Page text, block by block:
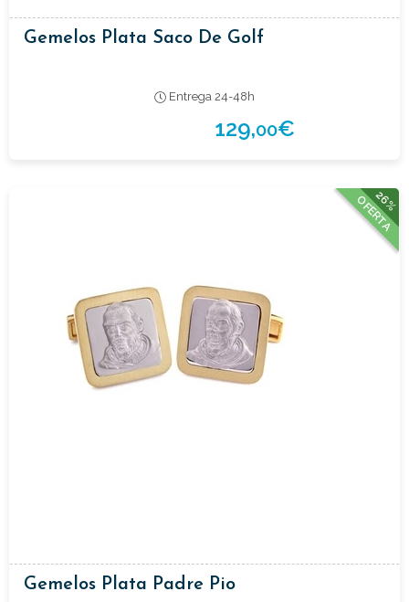
Gemelos Plata Saco De Golf
Entrega 24-48h
129,00€
26%
OFERTA
Gemelos Plata Padre Pio